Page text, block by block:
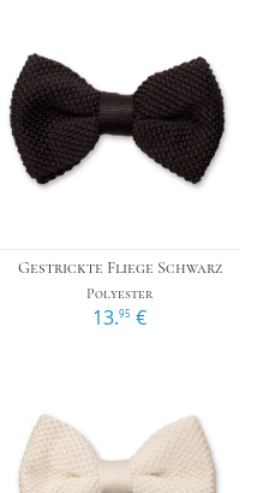
Gestrickte Fliege Schwarz
Polyester
13.95 €